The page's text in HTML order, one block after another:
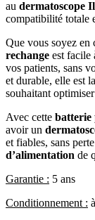
au dermatoscope
compatibilité totale
Que vous soyez en
rechange est facile
vos patients, sans
et durable, elle est
souhaitant
Avec cette batterie
avoir un
et fiables, sans
d’alimentation de
Garantie : 5 ans
Conditionnement :